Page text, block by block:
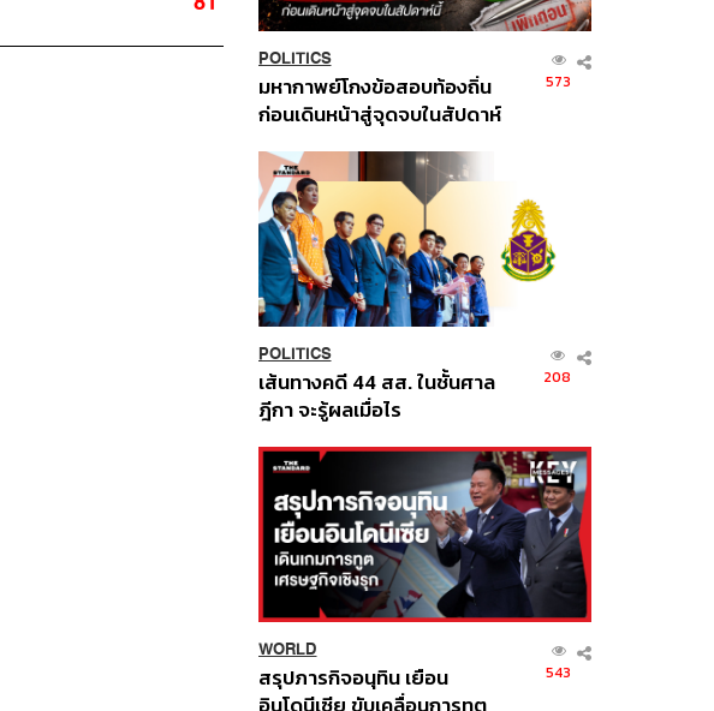
POLITICS
มหากาพย์โกงข้อสอบท้องถิ่น
ก่อนเดินหน้าสู่จุดจบในสัปดาห์
573
POLITICS
เส้นทางคดี 44 สส. ในชั้นศาล
ฎีกา จะรู้ผลเมื่อไร
208
WORLD
สรุปภารกิจอนุทิน เยือน
อินโดนีเซีย ขับเคลื่อนการทูต
543